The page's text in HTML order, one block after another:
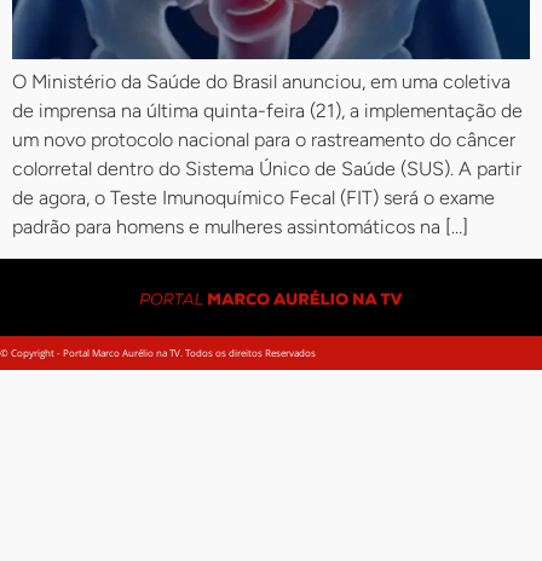
O Ministério da Saúde do Brasil anunciou, em uma coletiva
de imprensa na última quinta-feira (21), a implementação de
um novo protocolo nacional para o rastreamento do câncer
colorretal dentro do Sistema Único de Saúde (SUS). A partir
de agora, o Teste Imunoquímico Fecal (FIT) será o exame
padrão para homens e mulheres assintomáticos na […]
© Copyright - Portal Marco Aurélio na TV. Todos os direitos Reservados